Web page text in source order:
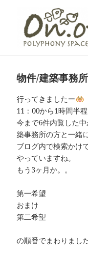
ニースペース
付きリフレッ
グスペース・
タルスペース
連れでリフレ
くつろぐ*親
物件/建築事務
行ってきましたー
11：00から1時間半
今まで6件内覧した
築事務所の方と一緒
ブログ内で検索かけ
やっていますね。
もう3ヶ月か。。
第一希望
おまけ
第二希望
の順番でまわりました